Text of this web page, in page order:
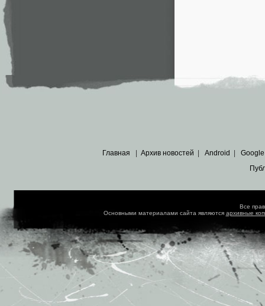
Главная Архив новостей Android Google
Все
Основными материалами сайта являются архивные